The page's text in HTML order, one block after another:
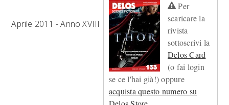
CELIA ROSE GOODING
Per
scaricare la
rivista
sottoscrivi la
Delos Card
(o fai login
se ce l'hai già!) oppure
acquista questo numero su
Aprile 2011 - Anno XVIII